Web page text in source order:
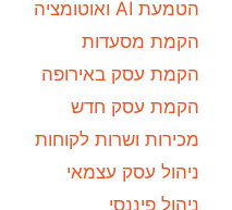
הטמעת AI ואוטומציה
הקמת מסעדות
הקמת עסק באירופה
הקמת עסק חדש
מכירות ושרות לקוחות
ניהול עסק עצמאי
ניהול פיננסי